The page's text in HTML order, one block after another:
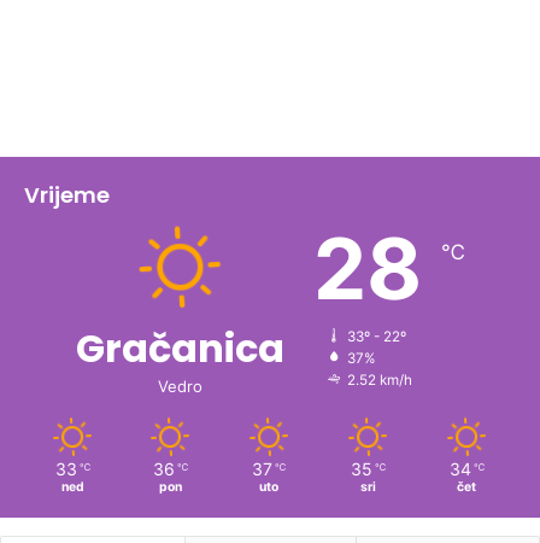
Vrijeme
Gračanica
Vedro
28 ℃
33º - 22º
37%
2.52 km/h
33 ℃
ned
36 ℃
pon
37 ℃
uto
35 ℃
sri
34 ℃
čet